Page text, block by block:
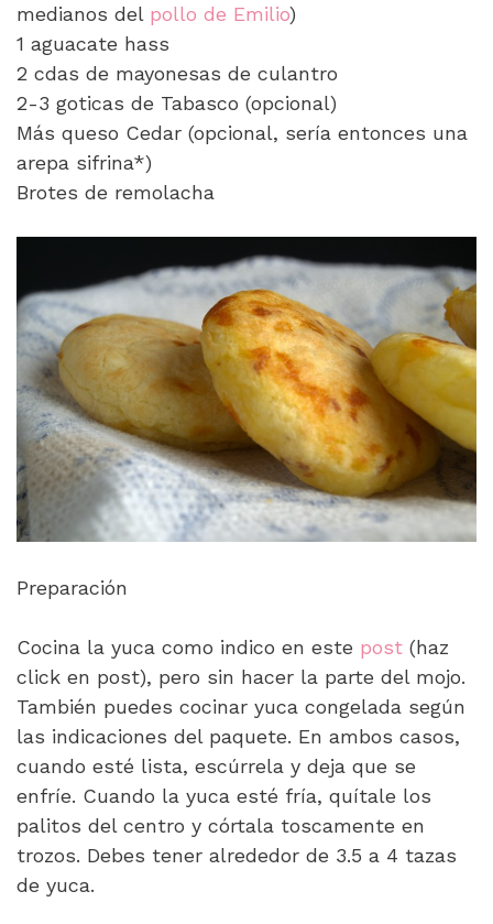
medianos del pollo de Emilio)
1 aguacate hass
2 cdas de mayonesas de culantro
2-3 goticas de Tabasco (opcional)
Más queso Cedar (opcional, sería entonces una
arepa sifrina*)
Brotes de remolacha
Preparación
Cocina la yuca como indico en este post (haz
click en post), pero sin hacer la parte del mojo.
También puedes cocinar yuca congelada según
las indicaciones del paquete. En ambos casos,
cuando esté lista, escúrrela y deja que se
enfríe. Cuando la yuca esté fría, quítale los
palitos del centro y córtala toscamente en
trozos. Debes tener alrededor de 3.5 a 4 tazas
de yuca.